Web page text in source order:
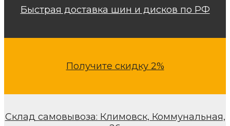
Быстрая доставка шин и дисков по РФ
Получите скидку 2%
Склад самовывоза: Климовск, Коммунальная,